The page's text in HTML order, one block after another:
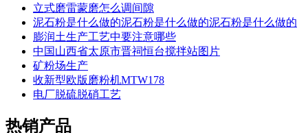
立式磨雷蒙磨怎么调间隙
泥石粉是什么做的泥石粉是什么做的泥石粉是什么做的
膨润土生产工艺中要注意哪些
中国山西省太原市晋祠恒台搅拌站图片
矿粉场生产
收新型欧版磨粉机MTW178
电厂脱硫脱硝工艺
热销产品